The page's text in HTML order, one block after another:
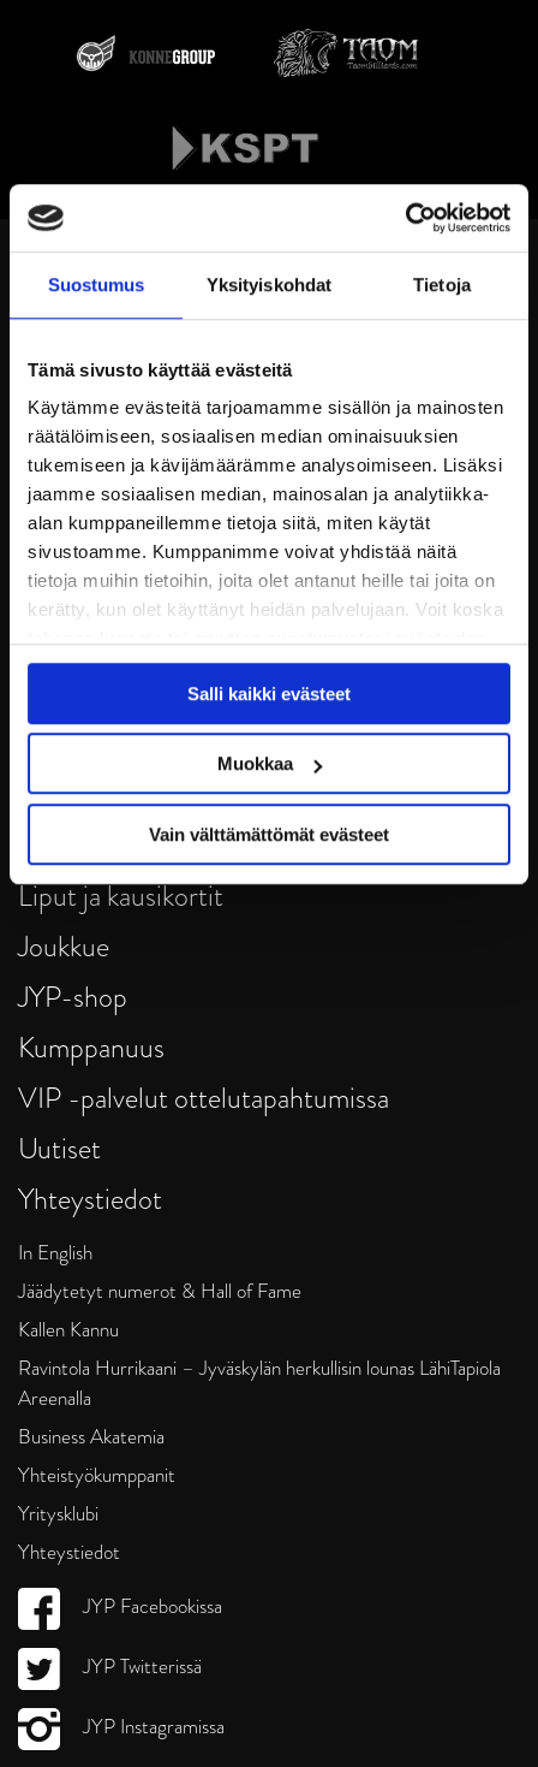
Suostumus Yksityiskohdat Tietoja
Tämä sivusto käyttää evästeitä
Käytämme evästeitä tarjoamamme sisällön ja mainosten
räätälöimiseen, sosiaalisen median ominaisuuksien
tukemiseen ja kävijämäärämme analysoimiseen. Lisäksi
jaamme sosiaalisen median, mainosalan ja analytiikka-
alan kumppaneillemme tietoja siitä, miten käytät
sivustoamme. Kumppanimme voivat yhdistää näitä
tietoja muihin tietoihin, joita olet antanut heille tai joita on
kerätty, kun olet käyttänyt heidän palvelujaan. Voit koska
käytöstäEvästeet-sivultamme.
Salli kaikki evästeet
Muokkaa
Vain välttämättömät evästeet
JYP Jyväskylä Oy
Puistokatu 21, 40200 Jyväskylä
Tietosuoja
Ottelut
Liput ja kausikortit
Joukkue
JYP-shop
Kumppanuus
VIP -palvelut ottelutapahtumissa
Uutiset
Yhteystiedot
In English
Jäädytetyt numerot & Hall of Fame
Kallen Kannu
Ravintola Hurrikaani – Jyväskylän herkullisin lounas LähiTapiola
Areenalla
Business Akatemia
Yhteistyökumppanit
Yritysklubi
Yhteystiedot
JYP Facebookissa
JYP Twitterissä
JYP Instagramissa